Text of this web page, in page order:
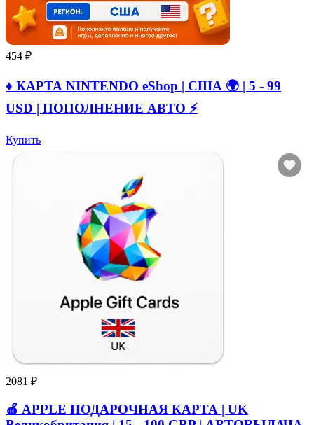
454 ₽
♦️ КАРТА NINTENDO eShop | США 🌍 | 5 - 99
USD | ПОПОЛНЕНИЕ АВТО ⚡
Купить
2081 ₽
🍎 APPLE ПОДАРОЧНАЯ КАРТА | UK